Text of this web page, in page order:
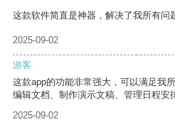
这款软件简直是神器，解决了我所有问
2025-09-02
游客
这款app的功能非常强大，可以满足我
编辑文档、制作演示文稿、管理日程安
2025-09-02